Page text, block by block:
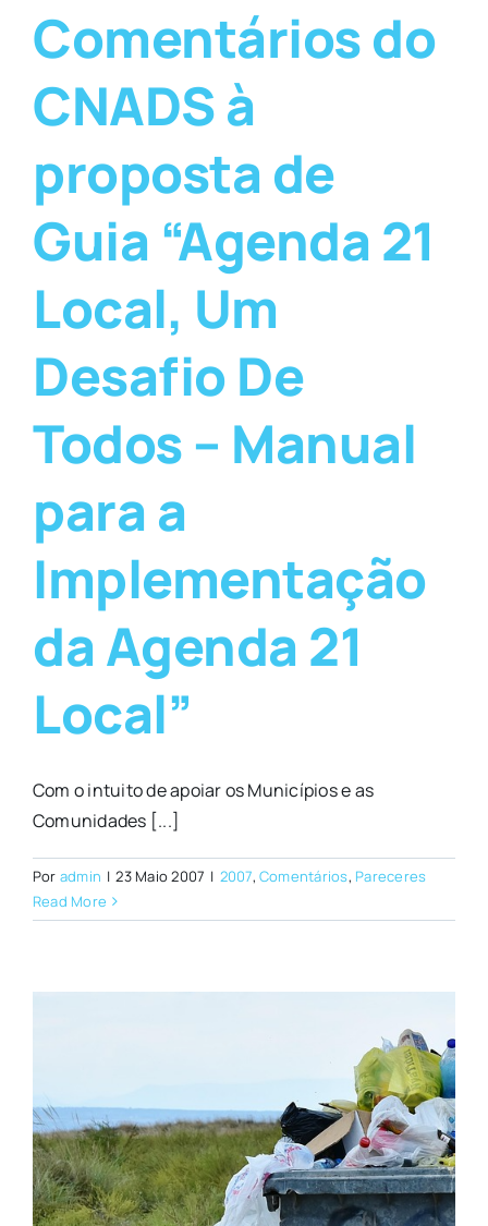
Comentários do
CNADS à
proposta de
Guia “Agenda 21
Local, Um
Desafio De
Todos – Manual
para a
Implementação
da Agenda 21
Local”
Com o intuito de apoiar os Municípios e as
Comunidades [...]
Por admin | 23 Maio 2007 | 2007,Comentários, Pareceres
Read More